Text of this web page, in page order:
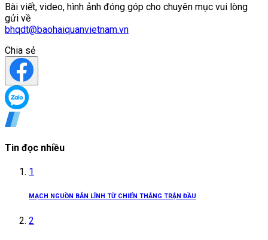
Bài viết, video, hình ảnh đóng góp cho chuyên mục vui lòng
gửi về
bhqdt@baohaiquanvietnam.vn
Chia sẻ
Tin đọc nhiều
1
MẠCH NGUỒN BẢN LĨNH TỪ CHIẾN THẮNG TRẬN ĐẦU
2